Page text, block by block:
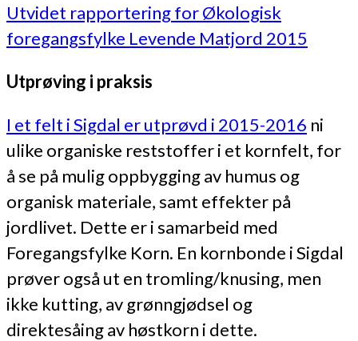
Utvidet rapportering for Økologisk
foregangsfylke Levende Matjord 2015
Utprøving i praksis
I et felt i Sigdal er utprøvd i 2015-2016 ni
ulike organiske reststoffer i et kornfelt, for
å se på mulig oppbygging av humus og
organisk materiale, samt effekter på
jordlivet. Dette er i samarbeid med
Foregangsfylke Korn. En kornbonde i Sigdal
prøver også ut en tromling/knusing, men
ikke kutting, av grønngjødsel og
direktesåing av høstkorn i dette.